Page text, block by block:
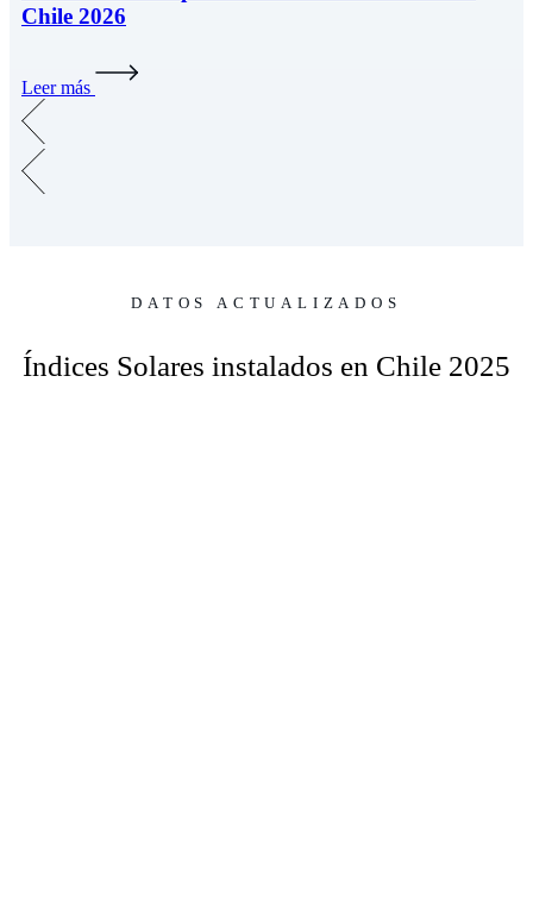
Chile 2026
Leer más
DATOS ACTUALIZADOS
Índices Solares instalados en Chile 2025